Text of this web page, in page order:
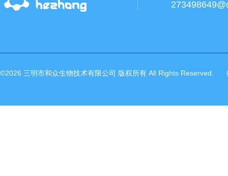
©2026 三明市和众生物技术有限公司 版权所有 All Rights Reserved.